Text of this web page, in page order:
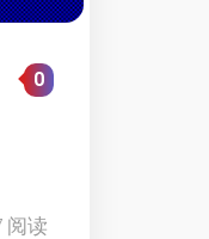
0
阅读